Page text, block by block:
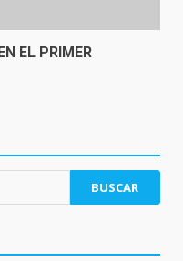
EL PRIMER